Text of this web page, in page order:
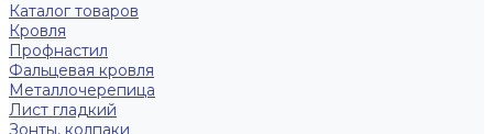
Каталог товаров
Кровля
Профнастил
Фальцевая кровля
Металлочерепица
Лист гладкий
Зонты, колпаки